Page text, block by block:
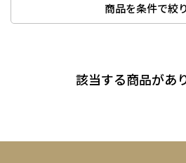
商品を条件で絞
該当する商品があ